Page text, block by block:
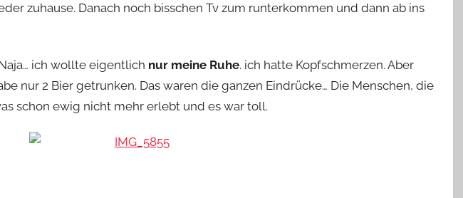
zuhause. Danach noch bisschen Tv zum runterkommen und dann ab ins
ich wollte eigentlich nur meine Ruhe. ich hatte Kopfschmerzen. Aber
nur 2 Bier getrunken. Das waren die ganzen Eindrücke… Die Menschen, die
schon ewig nicht mehr erlebt und es war toll.